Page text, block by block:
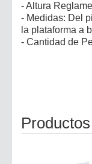
- Altura
- Medidas: Del
la plataforma a
- Cantidad de